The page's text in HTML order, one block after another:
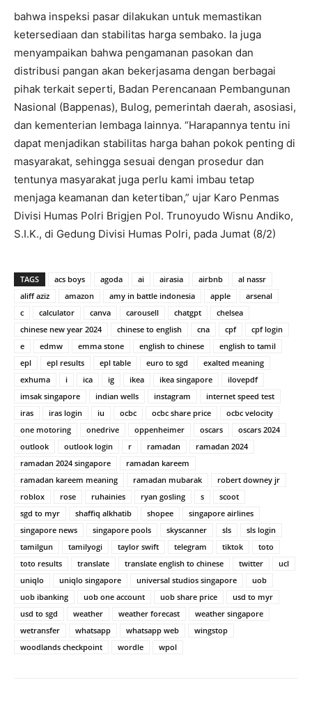
bahwa inspeksi pasar dilakukan untuk memastikan
ketersediaan dan stabilitas harga sembako. Ia juga
menyampaikan bahwa pengamanan pasokan dan
distribusi pangan akan bekerjasama dengan berbagai
pihak terkait seperti, Badan Perencanaan Pembangunan
Nasional (Bappenas), Bulog, pemerintah daerah, asosiasi,
dan kementerian lembaga lainnya. “Harapannya tentu ini
dapat menjadikan stabilitas harga bahan pokok penting di
masyarakat, sehingga sesuai dengan prosedur dan
tentunya masyarakat juga perlu kami imbau tetap
menjaga keamanan dan ketertiban,” ujar Karo Penmas
Divisi Humas Polri Brigjen Pol. Trunoyudo Wisnu Andiko,
S.I.K., di Gedung Divisi Humas Polri, pada Jumat (8/2)
TAGS acs boys agoda ai airasia airbnb
al nassr
aliff aziz
amazon amy in battle indonesia apple
arsenal
c
calculator canva carousell chatgpt
chelsea
chinese new year 2024
chinese to english cna cpf
cpf login
e
edmw emma stone english to chinese
english to tamil
epl
epl results epl table euro to sgd
exalted meaning
exhuma
i ica ig ikea ikea singapore
ilovepdf
imsak singapore
indian wells instagram
internet speed test
iras
iras login iu ocbc ocbc share price
ocbc velocity
one motoring
onedrive oppenheimer oscars
oscars 2024
outlook
outlook login r ramadan
ramadan 2024
ramadan 2024 singapore
ramadan kareem
ramadan kareem meaning
ramadan mubarak
robert downey jr
roblox
rose ruhainies ryan gosling s
scoot
sgd to myr
shaffiq alkhatib shopee
singapore airlines
singapore news
singapore pools skyscanner sls
sls login
tamilgun
tamilyogi taylor swift telegram tiktok
toto
toto results
translate translate english to chinese twitter
ucl
uniqlo
uniqlo singapore universal studios singapore
uob
uob ibanking
uob one account uob share price
usd to myr
usd to sgd
weather weather forecast
weather singapore
wetransfer
whatsapp whatsapp web
wingstop
woodlands checkpoint
wordle wpol